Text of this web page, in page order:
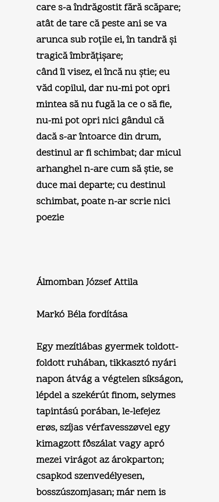
care s-a îndrăgostit fără scăpare;
atât de tare că peste ani se va
arunca sub roţile ei, în tandră şi
tragică îmbrăţişare;
când îl visez, el încă nu ştie; eu
văd copilul, dar nu-mi pot opri
mintea să nu fugă la ce o să fie,
nu-mi pot opri nici gândul că
dacă s-ar întoarce din drum,
destinul ar fi schimbat; dar micul
arhanghel n-are cum să ştie, se
duce mai departe; cu destinul
schimbat, poate n-ar scrie nici
poezie
Álmomban József Attila
Markó Béla fordítása
Egy mezítlábas gyermek toldott-
foldott ruhában, tikkasztó nyári
napon átvág a végtelen síkságon,
lépdel a szekérút finom, selymes
tapintású porában, le-lefejez
erøs, szíjas vérfavesszøvel egy
kimagzott fðszálat vagy apró
mezei virágot az árokparton;
csapkod szenvedélyesen,
bosszúszomjasan; már nem is